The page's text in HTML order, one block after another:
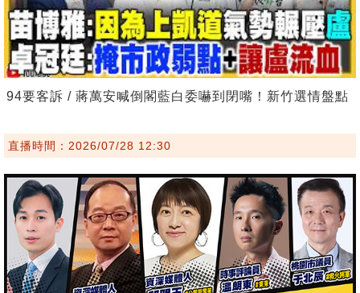
94要客訴 / 蔣萬安喊倒閣藍白委嚇到閉嘴！新竹選情盤點
直播時間：2026/07/28 12:30